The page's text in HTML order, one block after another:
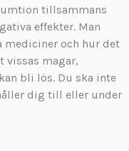
tillsammans
effekter. Man
mediciner och hur det
vissas magar,
bli lös. Du ska inte
dig till eller under